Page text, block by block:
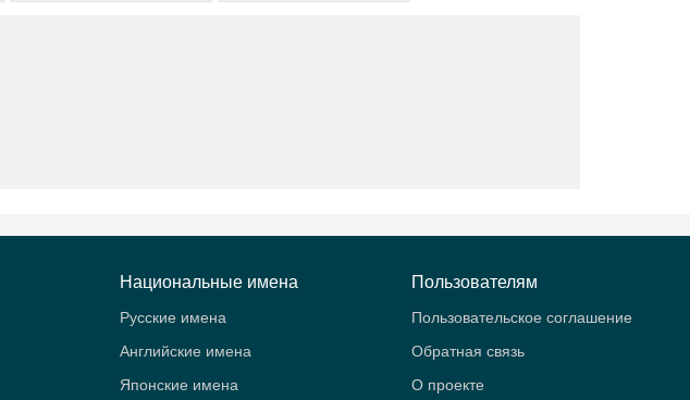
Национальные имена
Русские имена
Английские имена
Японские имена
Пользователям
Пользовательское соглашение
Обратная связь
О проекте